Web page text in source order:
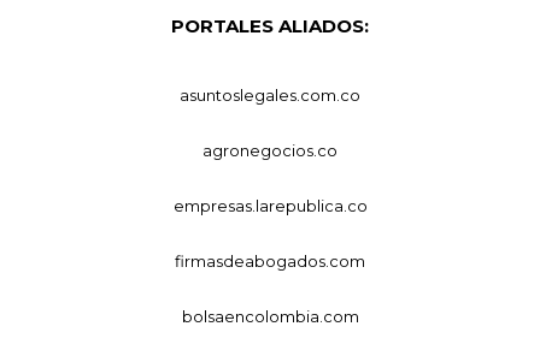
PORTALES ALIADOS:
asuntoslegales.com.co
agronegocios.co
empresas.larepublica.co
firmasdeabogados.com
bolsaencolombia.com